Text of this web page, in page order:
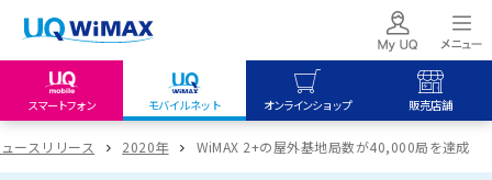
スマートフォン モバイルネット オンラインショップ 販売店舗
my UQ WiMAX
UQ WiMAX ご契約の方
UQ mobile
オンラインショップ
UQ mobile
販売店舗
ースリリース 2020年 WiMAX 2+の屋外基地局数が40,000局を達成